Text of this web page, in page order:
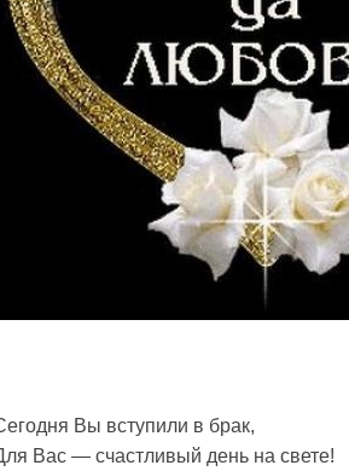
Вы вступили в брак,
Вас — счастливый день на свете!